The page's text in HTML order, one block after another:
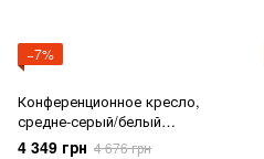
−7%
Конференционное кресло,
средне-серый/белый
LAKTARE / 495.032.50
4 349 грн 4 676 грн